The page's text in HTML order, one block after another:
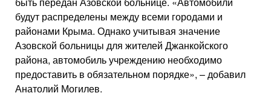
будут распределены между всеми городами и
районами Крыма. Однако учитывая значение
Азовской больницы для жителей Джанкойского
района, автомобиль учреждению необходимо
предоставить в обязательном порядке», – добавил
Анатолий Могилев.